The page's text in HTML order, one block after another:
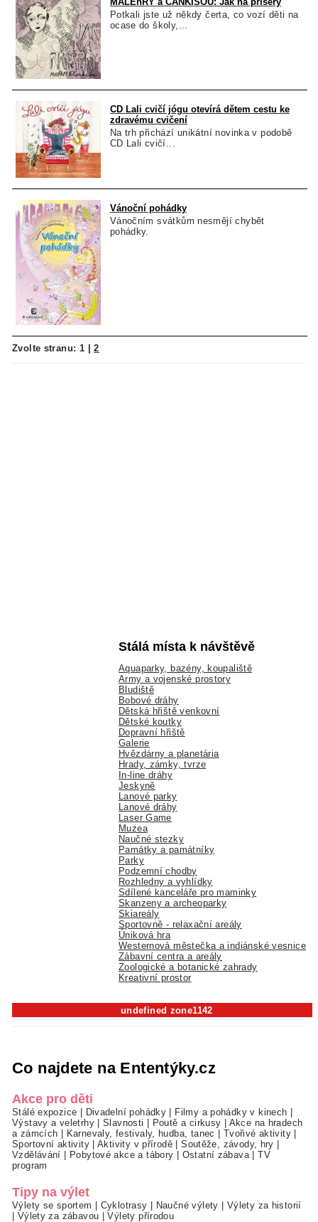
Potkali jste už někdy čerta, co vozí děti na
ocase do školy,...
CD Lali cvičí jógu otevírá dětem cestu ke
zdravému cvičení
Na trh přichází unikátní novinka v podobě
CD Lali cvičí...
Vánoční pohádky
Vánočním svátkům nesmějí chybět
pohádky.
Zvolte stranu: 1 |2
Stálá místa k návštěvě
Aquaparky, bazény, koupaliště
Army a vojenské prostory
Bludiště
Bobové dráhy
Dětská hřiště venkovní
Dětské koutky
Dopravní hřiště
Galerie
Hvězdárny a planetária
Hrady, zámky, tvrze
In-line dráhy
Jeskyně
Lanové parky
Lanové dráhy
Laser Game
Muzea
Naučné stezky
Památky a památníky
Parky
Podzemní chodby
Rozhledny a vyhlídky
Sdílené kanceláře pro maminky
Skanzeny a archeoparky
Skiareály
Sportovně - relaxační areály
Úniková hra
Westernová městečka a indiánské vesnice
Zábavní centra a areály
Zoologické a botanické zahrady
Kreativní prostor
undefined zone1142
Co najdete na Ententýky.cz
Akce pro děti
Stálé expozice Divadelní pohádky Filmy a pohádky v kinech
Výstavy a veletrhy|Slavnosti Poutě a cirkusy
Akce na hradech
a zámcích
Karnevaly, festivaly, hudba, tanec Tvořivé aktivity
Sportovní aktivity|Aktivity v přírodě |Soutěže, závody, hry
Vzdělávání
Pobytové akce a tábory Ostatní zábava |TV
program
Tipy na výlet
Výlety se sportem Cyklotrasy Naučné výlety
Výlety za historií
Výlety za zábavou |Výlety přírodou